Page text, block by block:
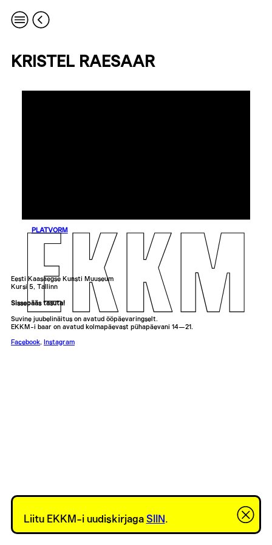
KRISTEL RAESAAR
PLATVORM
Eesti Kaasaegse Kunsti Muuseum
Kursi 5, Tallinn
Sissepääs tasuta!
Suvine juubelinäitus on avatud ööpäevaringselt.
EKKM-i baar on avatud kolmapäevast pühapäevani 14—21.
Facebook, Instagram
Liitu EKKM-i uudiskirjaga SIIN .